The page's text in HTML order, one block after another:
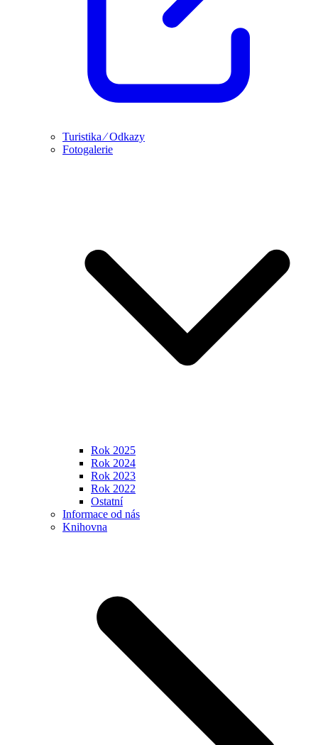
Turistika ⁄ Odkazy
Fotogalerie
Rok 2025
Rok 2024
Rok 2023
Rok 2022
Ostatní
Informace od nás
Knihovna